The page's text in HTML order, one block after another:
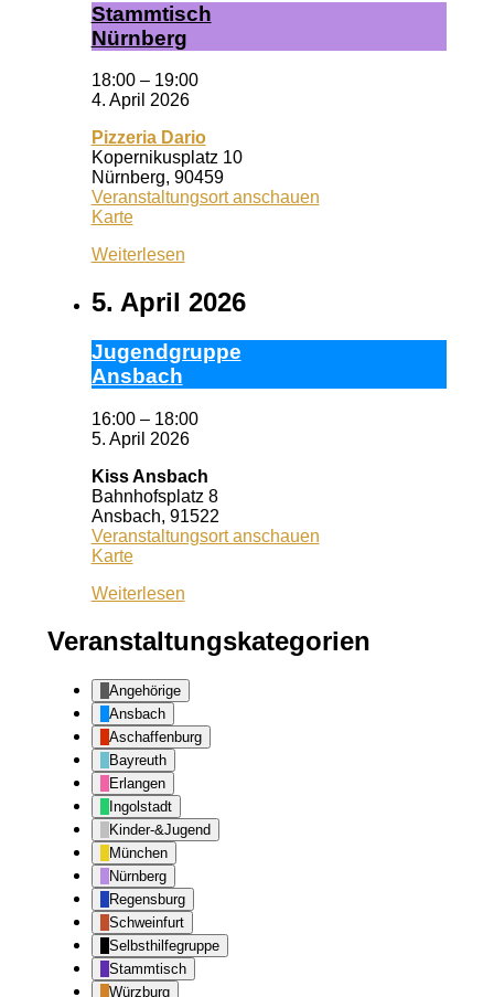
Stamm­tisch
Nürn­berg
18:00 – 19:00
4. April 2026
Pizzeria Dario
Kopernikusplatz 10
Nürnberg, 90459
Veranstaltungsort anschauen
KartePizzeria
Weiterlesen
5. April 2026
Ju­gend­grup­pe
Ans­bach
16:00 – 18:00
5. April 2026
Kiss Ansbach
Bahnhofsplatz 8
Ansbach, 91522
Veranstaltungsort anschauen
KarteKiss
Weiterlesen
Veranstaltungskategorien
Angehörige
Ansbach
Aschaffenburg
Bayreuth
Erlangen
Ingolstadt
Kinder-&Jugend
München
Nürnberg
Regensburg
Schweinfurt
Selbsthilfegruppe
Stammtisch
Würzburg